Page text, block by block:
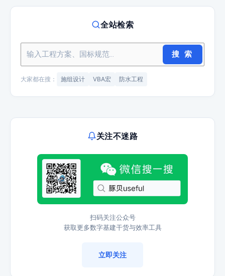
全站检索
搜 索
大家都在搜： 施组设计 VBA宏 防水工程
关注不迷路
扫码关注公众号
获取更多数字基建干货与效率工具
立即关注